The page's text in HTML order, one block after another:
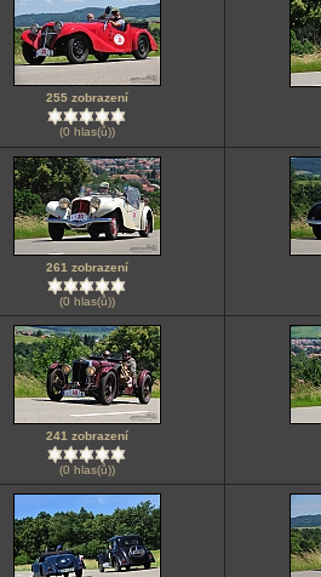
255 zobrazení
(0 hlas(ů))
261 zobrazení
(0 hlas(ů))
241 zobrazení
(0 hlas(ů))